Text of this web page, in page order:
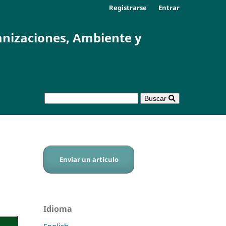
Ambiente y
Buscar
Registrarse Entrar
Enviar un artículo
Idioma